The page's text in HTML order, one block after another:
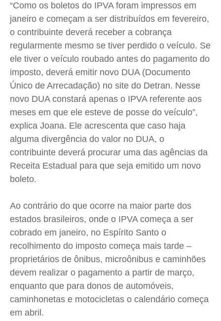
“Como os boletos do IPVA foram impressos em
janeiro e começam a ser distribuídos em fevereiro,
o contribuinte deverá receber a cobrança
regularmente mesmo se tiver perdido o veículo. Se
ele tiver o veículo roubado antes do pagamento do
imposto, deverá emitir novo DUA (Documento
Único de Arrecadação) no site do Detran. Nesse
novo DUA constará apenas o IPVA referente aos
meses em que ele esteve de posse do veículo”,
explica Joana. Ele acrescenta que caso haja
alguma divergência do valor no DUA, o
contribuinte deverá procurar uma das agências da
Receita Estadual para que seja emitido um novo
boleto.
Ao contrário do que ocorre na maior parte dos
estados brasileiros, onde o IPVA começa a ser
cobrado em janeiro, no Espírito Santo o
recolhimento do imposto começa mais tarde –
proprietários de ônibus, microônibus e caminhões
devem realizar o pagamento a partir de março,
enquanto que para donos de automóveis,
caminhonetas e motocicletas o calendário começa
em abril.